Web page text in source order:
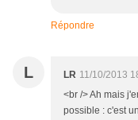
Répondre
L LR 11/10/2013
<br /> Ah mais
possible : c'est